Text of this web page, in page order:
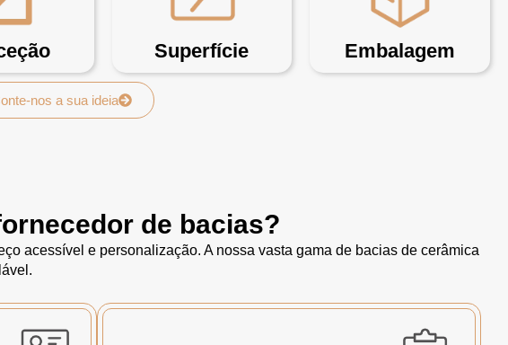
Superfície Embalagem
nos a sua ideia
de bacias?
acessível e personalização. A nossa vasta gama de bacias de cerâmica